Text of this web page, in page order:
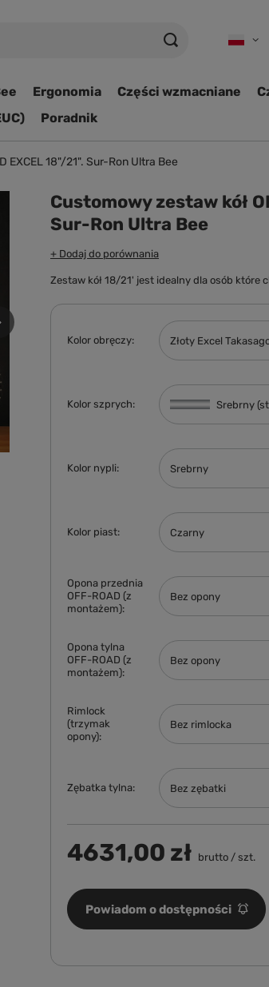
Ergonomia Części wzmacniane
Poradnik
EXCEL 18"/21". Sur-Ron Ultra Bee
Customowy zestaw kół
Sur-Ron Ultra Bee
+ Dodaj do porównania
Zestaw kół 18/21' jest idealny dla osób które
Kolor obręczy Złoty Excel
Kolor szprych Srebrny
Kolor nypli Srebrny
Kolor piast Czarny
Opona przednia
OFF-ROAD (z
montażem)
Bez opony
Opona tylna
OFF-ROAD (z
montażem)
Bez opony
Rimlock
(trzymak
opony)
Bez rimlocka
Zębatka tylna Bez zębatki
4631,00 zł brutto / szt.
Powiadom o dostępności